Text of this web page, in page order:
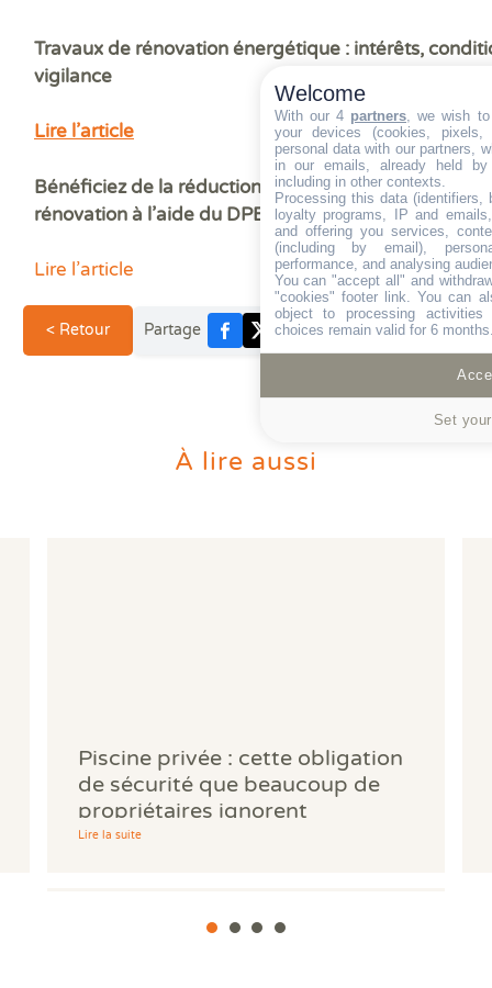
Travaux de rénovation énergétique : intérêts,
vigilance
Lire l’article
Bénéficiez de la réduction de l’impôt Denormandie
rénovation à l’aide du DPE
Lire l’article
< Retour Partage
À lire aussi
Piscine privée : cette obligation
de sécurité que beaucoup de
propriétaires ignorent
Lire la suite
Welcome
With our 4 partners , we wish
your devices (cookies,
personal data with our partners,
in our emails, already held
including in other contexts.
Processing this data (identifiers,
loyalty programs, IP and
and offering you services,
(including by email),
performance, and analysing
You can "accept all" and
"cookies" footer link . You can
object to processing
choices remain valid for 6
Set